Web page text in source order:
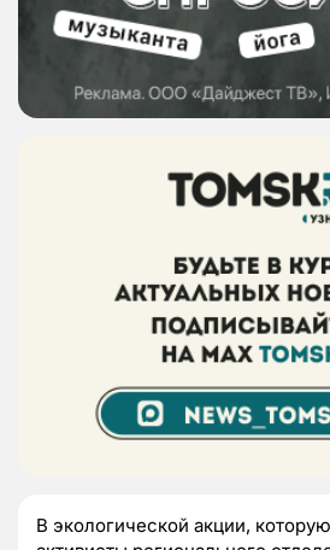
В экологической акции,